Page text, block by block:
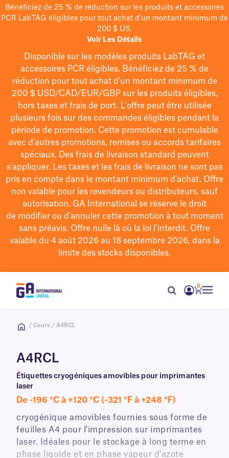
Bénéficiez de 25 % de réduction sur les produits et accessoires
PCR LabTAG éligibles pour tout achat d'un montant minimum de
200 $ US.
Voir Les Détails
Disponible sur les modèles produits LabTAG et
accessoires PCR éligibles. Bénéficiez de 25 % de
réduction pour tout achat d'un montant minimum de
200 $USD/CAD/EUR/GBPsur les produits éligibles,
hors taxes et frais de port. L'offre peut être utilisée
plusieurs fois sur des commandes éligibles pendant la
période de promotion. Cette promotion est cumulable
avec d'autres promotions, remises ou accords tarifaires
spéciaux. Des frais de livraison standard peuvent
s'appliquer. Les taxes et les frais de livraison ne sont pas
pris en compte dans le montant minimum d'achat. Offre
non valable pour les revendeurs ou distributeurs, sauf
autorisation. GA International se réserve le droit
de modifierou d’annuler cette promotion à tout moment
sans préavis. Offre nulle là où la loi l’interdit. Offre
valable du 4 août 2026 au 18 septembre 2026, dans la
limite des stocks disponibles.
0
/ Cours / A4RCL
A4RCL
Étiquettes cryogéniques amovibles pour imprimantes
laser
De -196 °C à +120 °C (-321 °F à +248 °F)
cryogénique amovibles fournies sous forme de
feuilles A4 pour l'impression sur imprimantes
laser. Idéales pour le stockage à long terme en
phase liquide et en phase vapeur d'azote